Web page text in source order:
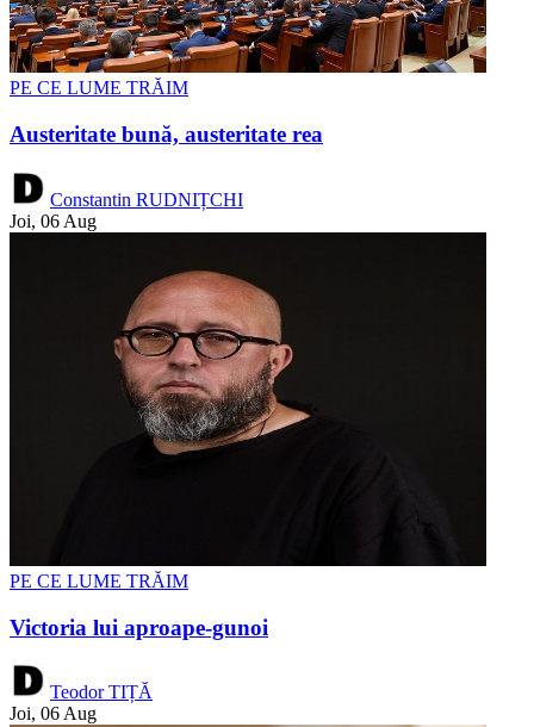
PE CE LUME TRĂIM
Austeritate bună, austeritate rea
Constantin RUDNIȚCHI
Joi, 06 Aug
PE CE LUME TRĂIM
Victoria lui aproape-gunoi
Teodor TIȚĂ
Joi, 06 Aug